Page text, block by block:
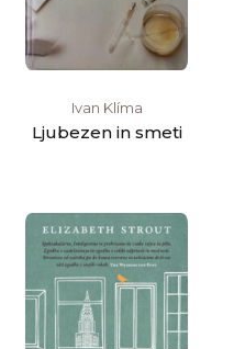
Ivan Klíma
Ljubezen in smeti